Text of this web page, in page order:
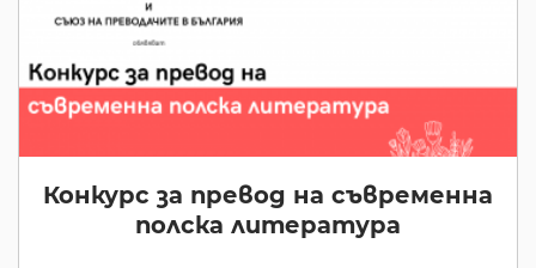
Конкурс за превод на съвременна
полска литература